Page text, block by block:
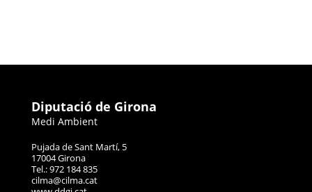
Diputació de Girona
Medi Ambient
Pujada de Sant Martí, 5
17004 Girona
Tel.: 972 184 835
cilma@cilma.cat